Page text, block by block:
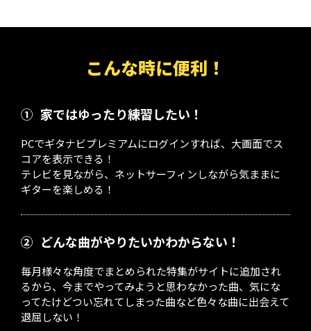
こんな時に便利！
① 家ではゆったり練習したい！
PCでギタナビプレミアムにログインすれば、大画面でス
コアを表示できる！
テレビを見ながら、ネットサーフィンしながら気ままに
ギターを楽しめる！
② どんな曲がやりたいかわからない！
毎月様々な角度でまとめられた特集がサイトに追加され
るから、今までやってみようと思わなかった曲、気にな
ってたけどつい忘れてしまった曲など色々な曲に出会えて
退屈しない！